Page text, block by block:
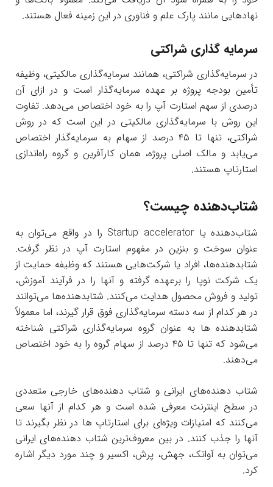
نهادهایی مانند پارک علم و فناوری در این زمینه فعال هستند.
سرمایه گذاری شراکتی
در سرمایه‌گذاری شراکتی، همانند سرمایه‌گذاری مالکیتی، وظیفه
تأمین بودجه پروژه بر عهده سرمایه‌گذار است و در ازای آن
درصدی از سهم استارت آپ را به خود اختصاص می‌دهد. تفاوت
این روش با سرمایه‌گذاری مالکیتی در این است که در روش
شراکتی، تنها تا ۴۵ درصد از سهام به سرمایه‌گذار اختصاص
می‌یابد و مالک اصلی پروژه، همان کارآفرین و گروه راه‌اندازی
استارتاپ هستند.
شتاب‌دهنده چیست؟
شتاب‌دهنده یا Startup accelerator را در واقع می‌توان به
عنوان سوخت و بنزین در مفهوم استارت آپ در نظر گرفت.
شتابدهنده‌ها، افراد یا شرکت‌هایی هستند که وظیفه حمایت از
یک شرکت نوپا را برعهده گرفته و آنها را در فرآیند آموزش،
تولید و فروش محصول هدایت می‌کنند. شتابدهنده‌ها می‌توانند
در هر کدام از سه دسته سرمایه‌گذاری فوق قرار گیرند، اما معمولاً
شتابدهنده ها به عنوان گروه سرمایه‌گذاری شراکتی شناخته
می‌شود که تنها تا ۴۵ درصد از سهام گروه را به خود اختصاص
می‌دهند.
شتاب دهنده‌های ایرانی و شتاب دهنده‌های خارجی متعددی
در سطح اینترنت معرفی شده است و هر کدام از آنها سعی
می‌کنند که امتیازات ویژه‌ای برای استارتاپ ها در نظر بگیرند تا
آنها را جذب کنند. در بین معروف‌ترین شتاب دهنده‌های ایرانی
می‌توان به آواتک، جهش، پرش، اکسیر و چند مورد دیگر اشاره
کرد.